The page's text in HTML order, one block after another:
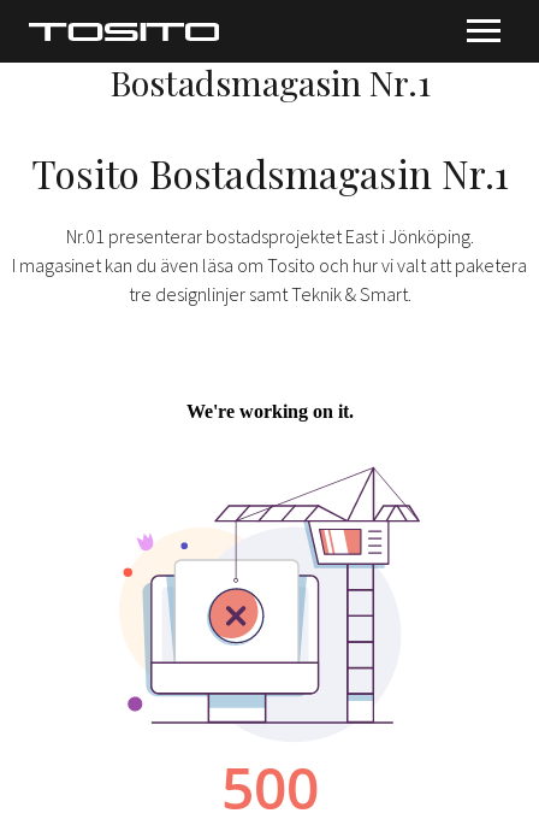
Bostadsmagasin Nr.1
Tosito Bostadsmagasin Nr.1
Nr.01 presenterar bostadsprojektet East i Jönköping.
I magasinet kan du även läsa om Tosito och hur vi valt att paketera
tre designlinjer samt Teknik & Smart.